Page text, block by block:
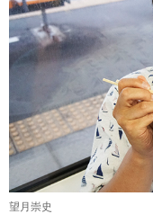
望月崇史